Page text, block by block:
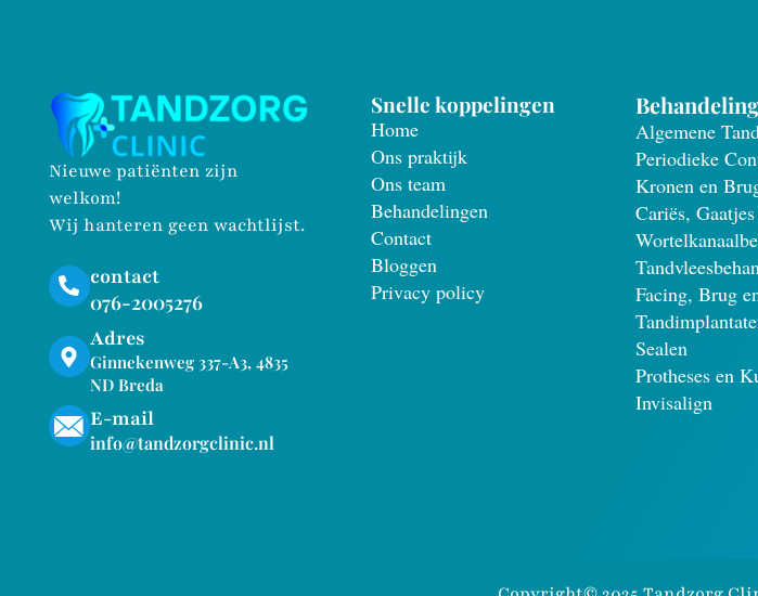
Nieuwe patiënten zijn
welkom!
Wij hanteren geen wachtlijst.
contact
076-2005276
Adres
Ginnekenweg 337-A3, 4835
ND Breda
E-mail
info@tandzorgclinic.nl
Snelle koppelingen
Home
Ons praktijk
Ons team
Behandelingen
Contact
Bloggen
Privacy policy
Algemene
Periodieke
Kronen en
Cariës,
Facing, Brug
Sealen
Protheses en
Invisalign